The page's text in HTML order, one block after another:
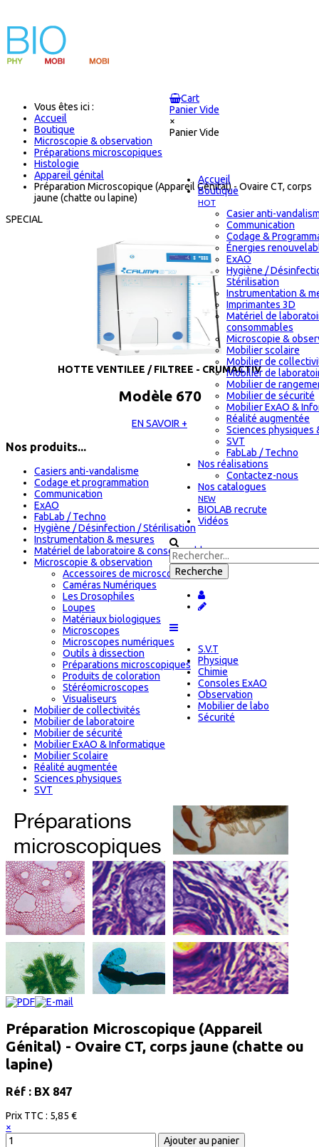
Cart
Panier Vide
×
Panier Vide
Accueil
Boutique
HOT
Casier anti-
Communication
Codage &
Énergies
ExAO
Hygiène /
Stérilisation
Instrumentation &
Imprimantes 3D
Matériel de
consommables
Microscopie &
Mobilier scolaire
Mobilier de
Mobilier de
Mobilier de
Mobilier de sécurité
Mobilier ExAO &
Réalité augmentée
Sciences physiques
SVT
FabLab / Techno
Nos réalisations
Contactez-nous
Nos catalogues
NEW
BIOLAB recrute
Vidéos
S.V.T
Physique
Chimie
Consoles ExAO
Observation
Mobilier de labo
Sécurité
Vous êtes ici :
Accueil
Boutique
Microscopie & observation
Préparations microscopiques
Histologie
Appareil génital
Préparation Microscopique (Appareil Génital) - Ovaire CT, corps
jaune (chatte ou lapine)
SPECIAL
HOTTE VENTILEE / FILTREE - CRUMACTIV
Modèle 670
EN SAVOIR +
Nos produits...
Casiers anti-vandalisme
Codage et programmation
Communication
ExAO
FabLab / Techno
Hygiène / Désinfection / Stérilisation
Instrumentation & mesures
Matériel de laboratoire & consommables
Microscopie & observation
Accessoires de microscopie
Caméras Numériques
Les Drosophiles
Loupes
Matériaux biologiques
Microscopes
Microscopes numériques
Outils à dissection
Préparations microscopiques
Produits de coloration
Stéréomicroscopes
Visualiseurs
Mobilier de collectivités
Mobilier de laboratoire
Mobilier de sécurité
Mobilier ExAO & Informatique
Mobilier Scolaire
Réalité augmentée
Sciences physiques
SVT
Préparation Microscopique (Appareil
Génital) - Ovaire CT, corps jaune (chatte ou
lapine)
Réf : BX 847
Prix ​​TTC : 5,85 €
×